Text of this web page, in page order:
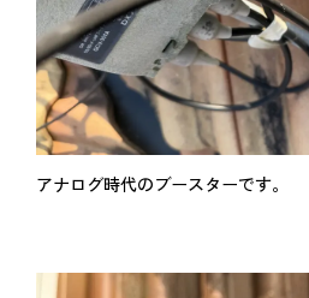
アナログ時代のブースターです。